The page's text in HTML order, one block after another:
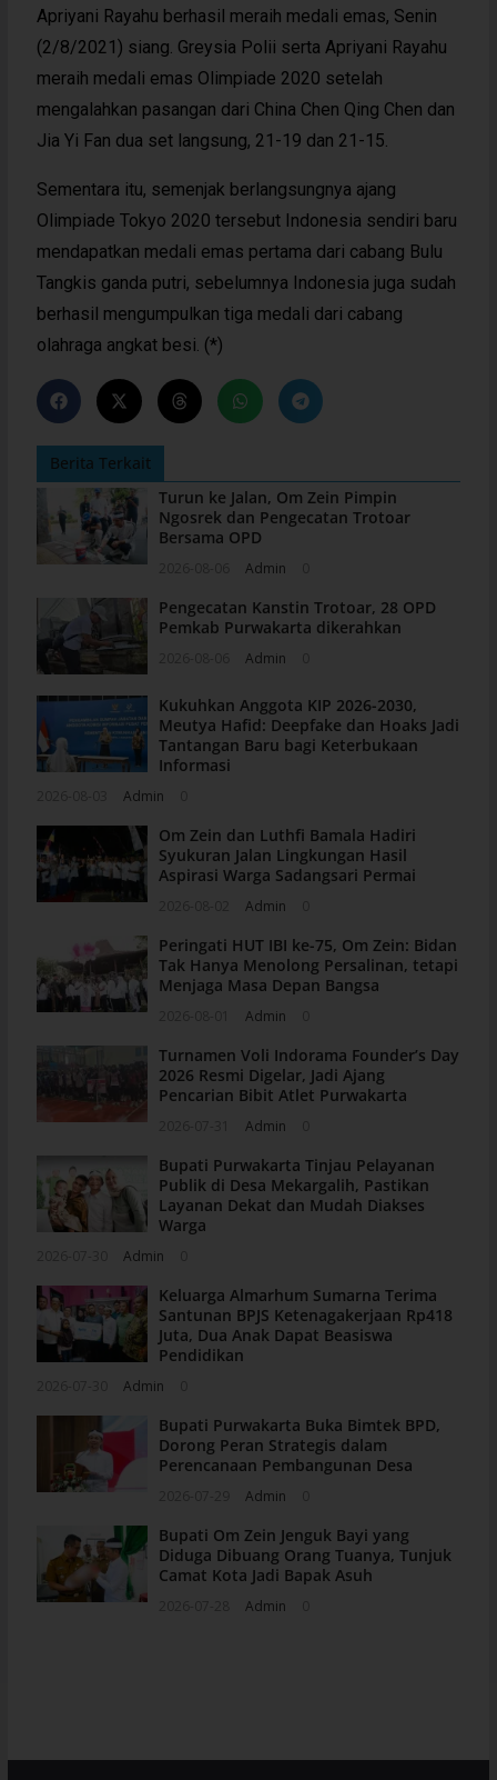
Apriyani Rayahu berhasil meraih medali emas, Senin
(2/8/2021) siang. Greysia Polii serta Apriyani Rayahu
meraih medali emas Olimpiade 2020 setelah
mengalahkan pasangan dari China Chen Qing Chen dan
Jia Yi Fan dua set langsung, 21-19 dan 21-15.
Sementara itu, semenjak berlangsungnya ajang
Olimpiade Tokyo 2020 tersebut Indonesia sendiri baru
mendapatkan medali emas pertama dari cabang Bulu
Tangkis ganda putri, sebelumnya Indonesia juga sudah
berhasil mengumpulkan tiga medali dari cabang
olahraga angkat besi. (*)
Berita Terkait
Turun ke Jalan, Om Zein Pimpin
Ngosrek dan Pengecatan Trotoar
Bersama OPD
Admin
Pengecatan Kanstin Trotoar, 28 OPD
Pemkab Purwakarta dikerahkan
Admin
Kukuhkan Anggota KIP 2026-2030,
Meutya Hafid: Deepfake dan Hoaks Jadi
Tantangan Baru bagi Keterbukaan
Informasi
Admin
Om Zein dan Luthfi Bamala Hadiri
Syukuran Jalan Lingkungan Hasil
Aspirasi Warga Sadangsari Permai
Admin
Peringati HUT IBI ke-75, Om Zein: Bidan
Tak Hanya Menolong Persalinan, tetapi
Menjaga Masa Depan Bangsa
Admin
Turnamen Voli Indorama Founder’s Day
2026 Resmi Digelar, Jadi Ajang
Pencarian Bibit Atlet Purwakarta
Admin
Bupati Purwakarta Tinjau Pelayanan
Publik di Desa Mekargalih, Pastikan
Layanan Dekat dan Mudah Diakses
Warga
Admin
Keluarga Almarhum Sumarna Terima
Santunan BPJS Ketenagakerjaan Rp418
Juta, Dua Anak Dapat Beasiswa
Pendidikan
Admin
Bupati Purwakarta Buka Bimtek BPD,
Dorong Peran Strategis dalam
Perencanaan Pembangunan Desa
Admin
Bupati Om Zein Jenguk Bayi yang
Diduga Dibuang Orang Tuanya, Tunjuk
Camat Kota Jadi Bapak Asuh
Admin